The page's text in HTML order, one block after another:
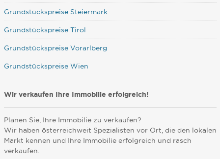
Grundstückspreise Steiermark
Grundstückspreise Tirol
Grundstückspreise Vorarlberg
Grundstückspreise Wien
Wir verkaufen Ihre Immobilie erfolgreich!
Planen Sie, Ihre Immobilie zu verkaufen?
Wir haben österreichweit Spezialisten vor Ort, die den lokalen
Markt kennen und Ihre Immobilie erfolgreich und rasch
verkaufen.